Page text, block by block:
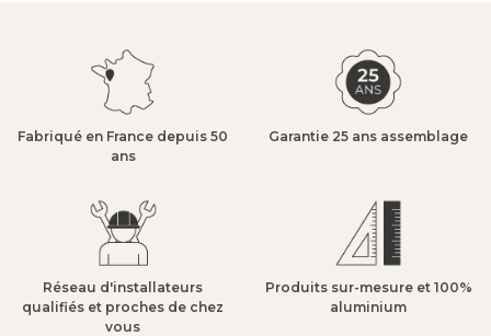
Fabriqué en France depuis 50
ans​
Garantie 25 ans assemblage​
Réseau d'installateurs
qualifiés et proches de chez
vous​
Produits sur-mesure et 100%
aluminium​